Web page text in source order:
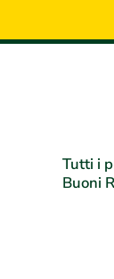
Tutti i
Buoni